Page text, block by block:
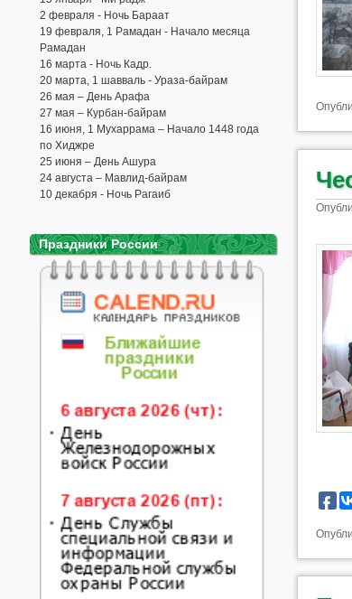
2 февраля - Ночь Бараат
19 февраля, 1 Рамадан - Начало месяца
Рамадан
16 марта - Ночь Кадр.
20 марта, 1 шавваль - Ураза-байрам
26 мая – День Арафа
27 мая – Курбан-байрам
16 июня, 1 Мухаррама – Начало 1448 года
по Хиджре
25 июня – День Ашура
24 августа – Мавлид-байрам
10 декабря - Ночь Рагаиб
Праздники России